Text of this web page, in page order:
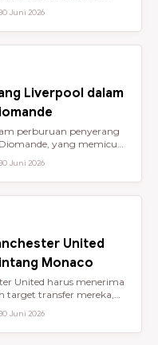
Juni 2026
Liverpool dalam
perburuan penyerang
yang memicu
Juni 2026
United
Monaco
United harus menerima
target transfer mereka,
Juni 2026